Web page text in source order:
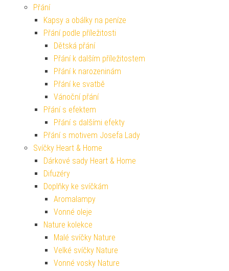
Přání
Kapsy a obálky na peníze
Přání podle příležitosti
Dětská přání
Přání k dalším příležitostem
Přání k narozeninám
Přání ke svatbě
Vánoční přání
Přání s efektem
Přání s dalšími efekty
Přání s motivem Josefa Lady
Svíčky Heart & Home
Dárkové sady Heart & Home
Difuzéry
Doplňky ke svíčkám
Aromalampy
Vonné oleje
Nature kolekce
Malé svíčky Nature
Velké svíčky Nature
Vonné vosky Nature